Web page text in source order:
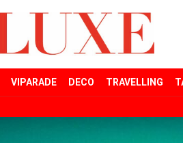
VIPARADE DECO TRAVELLING